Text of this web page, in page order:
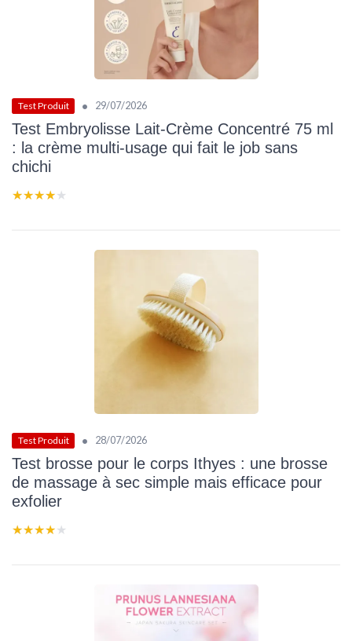
Test Produit • 29/07/2026
Test Embryolisse Lait-Crème Concentré 75 ml
: la crème multi-usage qui fait le job sans
chichi
★★★★★
★★★★★
Test Produit • 28/07/2026
Test brosse pour le corps Ithyes : une brosse
de massage à sec simple mais efficace pour
exfolier
★★★★★
★★★★★